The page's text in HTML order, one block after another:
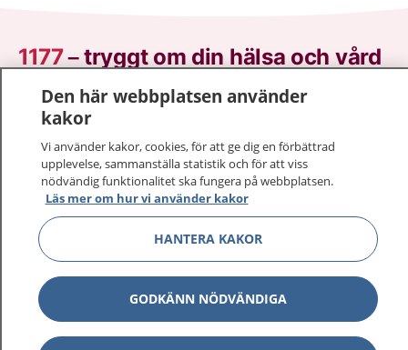
1177–tryggt om din hälsa och vård
På 1177.se får du råd om hälsa och information om
sjukdomar och vilka mottagningar du kan kontakta.
Logga in för att läsa din journal och göra dina
vårdärenden. Ring telefonnummer 1177 för
sjukvårdsrådgivning dygnet runt.
1177 ger dig råd när du vill må bättre.
Visa
Den här webbplatsen använder
kakor
Vi använder kakor, cookies, för att ge dig en förbättrad
upplevelse, sammanställa statistik och för att viss
nödvändig funktionalitet ska fungera på webbplatsen.
Läs mer om hur vi använder kakor
HANTERA KAKOR
GODKÄNN NÖDVÄNDIGA